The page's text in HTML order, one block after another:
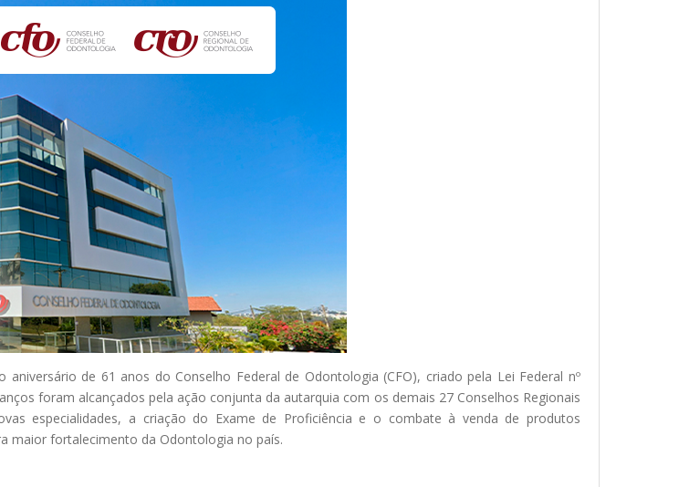
de 61 anos do Conselho Federal de Odontologia (CFO), criado pela Lei Federal nº
foram alcançados pela ação conjunta da autarquia com os demais 27 Conselhos Regionais
especialidades, a criação do Exame de Proficiência e o combate à venda de produtos
maior fortalecimento da Odontologia no país.